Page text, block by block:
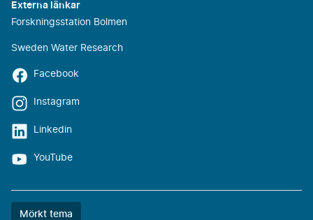
Externa länkar
Forskningsstation Bolmen
Sweden Water Research
Facebook
Instagram
Linkedin
YouTube
Färgtemat
Mörkt tema